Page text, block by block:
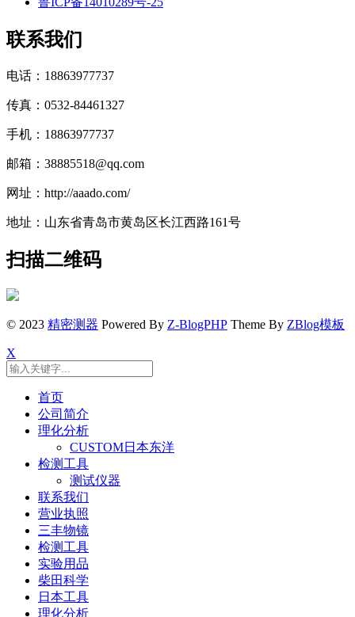
联系我们
电话：18863977737
传真：0532-84461327
手机：18863977737
邮箱：38885518@qq.com
网址：http://aaado.com/
地址：山东省青岛市黄岛区长江西路161号
扫描二维码
© 2023 精密测器 Powered By Z-BlogPHP Theme By ZBlog模板
X
首页
公司简介
理化分析
CUSTOM日本东洋
检测工具
测试仪器
联系我们
营业执照
三丰物镜
检测工具
实验用品
柴田科学
日本工具
理化分析